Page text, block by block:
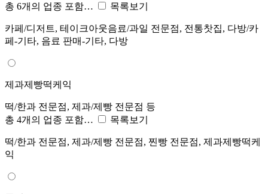
총 6개의 업종 포함…
목록보기
카페/디저트, 테이크아웃음료/과일 전문점, 전통찻집, 다방/카
페-기타, 음료 판매-기타, 다방
제과제빵떡케익
떡/한과 전문점, 제과/제빵 전문점 등
총 4개의 업종 포함…
목록보기
떡/한과 전문점, 제과/제빵 전문점, 찐빵 전문점, 제과제빵떡케
익